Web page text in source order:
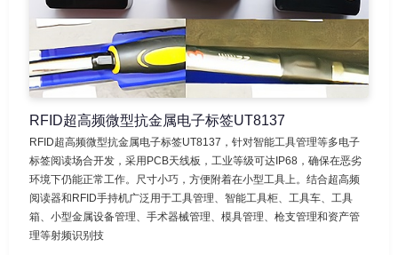
RFID超高频微型抗金属电子标签UT8137
RFID超高频微型抗金属电子标签UT8137，针对智能工具管理等多电子
标签阅读场合开发，采用PCB天线板，工业等级可达IP68，确保在恶劣
环境下仍能正常工作。尺寸小巧，方便附着在小型工具上。结合超高频
阅读器和RFID手持机广泛用于工具管理、智能工具柜、工具车、工具
箱、小型金属设备管理、手术器械管理、模具管理、枪支管理和资产管
理等射频识别技